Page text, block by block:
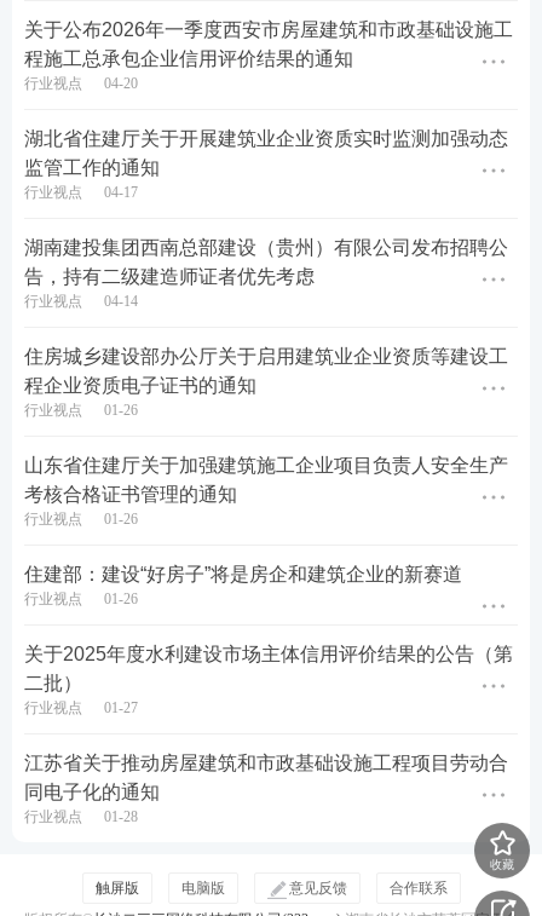
令限期整改；逾期未整改或整改不到位的，依法依规
进行处理处罚并实施联合惩戒。对考勤设备不符合对
接标准的，在全市范围内取消该设备型号对接业务资
格；情节严重的报上级部门，列入提醒审慎使用名
单，依托省监管平台予以公示。
济南市住房和城乡建设局 济南市人力资源和社会保
济南市城乡交通运输局 济南市城乡水务局
原文标题：关于进一步加强工程建设领域实名制考勤
与工资支付管理的通知
原文来源：济南市住房和城乡建设局
关于公布2026年一季度西安市房屋建筑和市政基础设施工
程施工总承包企业信用评价结果的通知
行业视点 04-20
湖北省住建厅关于开展建筑业企业资质实时监测加强动态
监管工作的通知
行业视点 04-17
湖南建投集团西南总部建设（贵州）有限公司发布招聘公
告，持有二级建造师证者优先考虑
行业视点 04-14
住房城乡建设部办公厅关于启用建筑业企业资质等建设工
程企业资质电子证书的通知
行业视点 01-26
山东省住建厅关于加强建筑施工企业项目负责人安全生产
考核合格证书管理的通知
行业视点 01-26
住建部：建设“好房子”将是房企和建筑企业的新赛道
行业视点 01-26
关于2025年度水利建设市场主体信用评价结果的公告（第
二批）
行业视点 01-27
江苏省关于推动房屋建筑和市政基础设施工程项目劳动合
同电子化的通知
行业视点 01-28
收藏
触屏版 电脑版 意见反馈
合作联系